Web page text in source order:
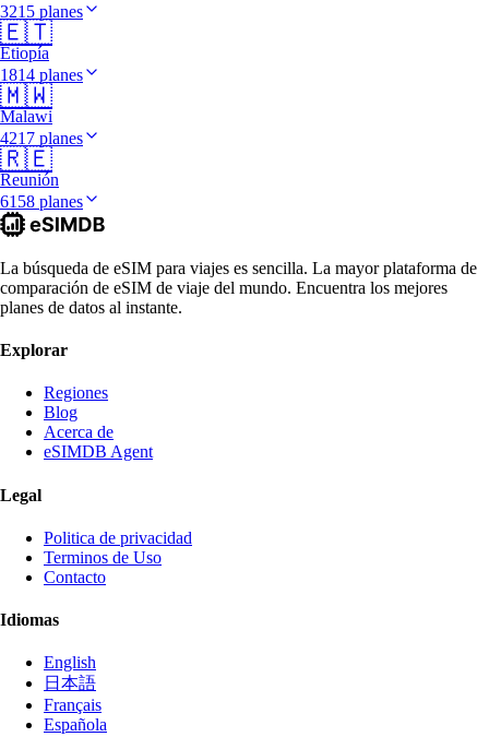
3215 planes
🇪🇹
Etiopía
1814 planes
🇲🇼
Malawi
4217 planes
🇷🇪
Reunión
6158 planes
La búsqueda de eSIM para viajes es sencilla. La mayor plataforma de
comparación de eSIM de viaje del mundo. Encuentra los mejores
planes de datos al instante.
Explorar
Regiones
Blog
Acerca de
eSIMDB Agent
Legal
Politica de privacidad
Terminos de Uso
Contacto
Idiomas
English
日本語
Français
Española